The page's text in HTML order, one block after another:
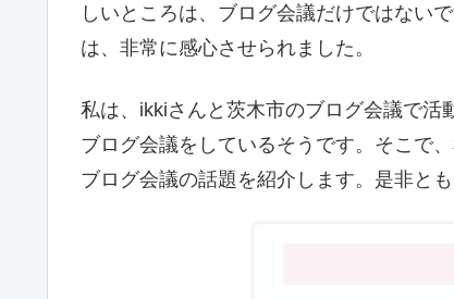
しいところは、ブログ会議だけではない
は、非常に感心させられました。
私は、ikkiさんと茨木市のブログ会議で活
ブログ会議をしているそうです。そこで
ブログ会議の話題を紹介します。是非と